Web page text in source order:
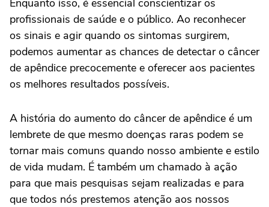
profissionais de saúde e o público. Ao reconhecer
os sinais e agir quando os sintomas surgirem,
podemos aumentar as chances de detectar o câncer
de apêndice precocemente e oferecer aos pacientes
os melhores resultados possíveis.
A história do aumento do câncer de apêndice é um
lembrete de que mesmo doenças raras podem se
tornar mais comuns quando nosso ambiente e estilo
de vida mudam. É também um chamado à ação
para que mais pesquisas sejam realizadas e para
que todos nós prestemos atenção aos nossos